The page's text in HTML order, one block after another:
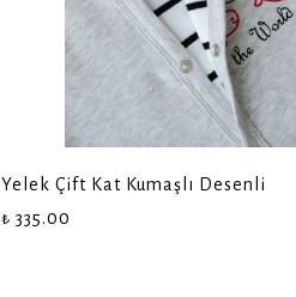
Yelek Çift Kat Kumaşlı Desenli
₺ 335.00